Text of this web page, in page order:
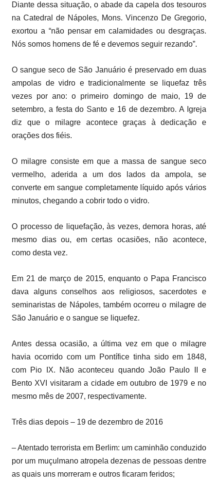
Diante dessa situação, o abade da capela dos tesouros
na Catedral de Nápoles, Mons. Vincenzo De Gregorio,
exortou a “não pensar em calamidades ou desgraças.
Nós somos homens de fé e devemos seguir rezando”.
O sangue seco de São Januário é preservado em duas
ampolas de vidro e tradicionalmente se liquefaz três
vezes por ano: o primeiro domingo de maio, 19 de
setembro, a festa do Santo e 16 de dezembro. A Igreja
diz que o milagre acontece graças à dedicação e
orações dos fiéis.
O milagre consiste em que a massa de sangue seco
vermelho, aderida a um dos lados da ampola, se
converte em sangue completamente líquido após vários
minutos, chegando a cobrir todo o vidro.
O processo de liquefação, às vezes, demora horas, até
mesmo dias ou, em certas ocasiões, não acontece,
como desta vez.
Em 21 de março de 2015, enquanto o Papa Francisco
dava alguns conselhos aos religiosos, sacerdotes e
seminaristas de Nápoles, também ocorreu o milagre de
São Januário e o sangue se liquefez.
Antes dessa ocasião, a última vez em que o milagre
havia ocorrido com um Pontífice tinha sido em 1848,
com Pio IX. Não aconteceu quando João Paulo II e
Bento XVI visitaram a cidade em outubro de 1979 e no
mesmo mês de 2007, respectivamente.
Três dias depois – 19 de dezembro de 2016
– Atentado terrorista em Berlim: um caminhão conduzido
por um muçulmano atropela dezenas de pessoas dentre
as quais uns morreram e outros ficaram feridos;